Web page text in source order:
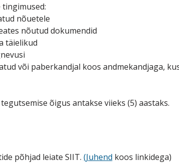
nõuetele
nõutud dokumendid
täielikud
või paberkandjal koos andmekandjaga,
õigus antakse viieks (5) aastaks.
põhjad leiate SIIT. (Juhend koos linkidega)